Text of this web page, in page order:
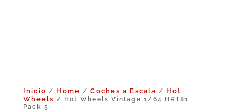
Inicio / Home / Coches a Escala / Hot
Wheels / Hot Wheels Vintage 1/64 HRT81
Pack 5